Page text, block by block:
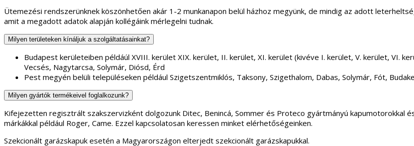
Ütemezési rendszerünknek köszönhetően akár 1-2 munkanapon belül házhoz megyünk, de mindig az adott
amit a megadott adatok alapján kollégáink mérlegelni tudnak.
Milyen területeken kínáljuk a szolgáltatásainkat?
Budapest kerületeiben példáúl XVIII. kerület XIX. kerület, II. kerület, XI. kerület (kivéve I. kerület, V. kerület, VI.
Vecsés, Nagytarcsa, Solymár, Diósd, Érd
Pest megyén belüli településeken például Szigetszentmiklós, Taksony, Szigethalom, Dabas, Solymár, Fót,
Milyen gyártók termékeivel foglalkozunk?
Kifejezetten regisztrált szakszervizként dolgozunk Ditec, Benincá, Sommer és Proteco gyártmányú kapumotorokkal
márkákkal például Roger, Came. Ezzel kapcsolatosan keressen minket elérhetőségeinken.
Szekcionált garázskapuk esetén a Magyarországon elterjedt szekcionált garázskapukkal.